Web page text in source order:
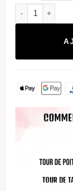
quantité de